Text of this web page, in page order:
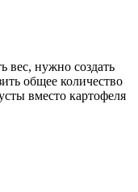
вес, нужно создать
общее количество
вместо картофеля